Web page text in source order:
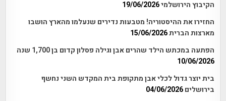
הקיבוץ הירושלמי19/06/2026
החזירו את ההיסטוריה! מטבעות נדירים שנעלמו מהארץ הושבו
מארצות הברית15/06/2026
הפתעה במכתש הילד שהרים אבן וגילה פסלון קדום בן 1,700 שנה
10/06/2026
בית יוצר גדול לכלי אבן מתקופת בית המקדש השני נחשף
בירושלים 04/06/2026